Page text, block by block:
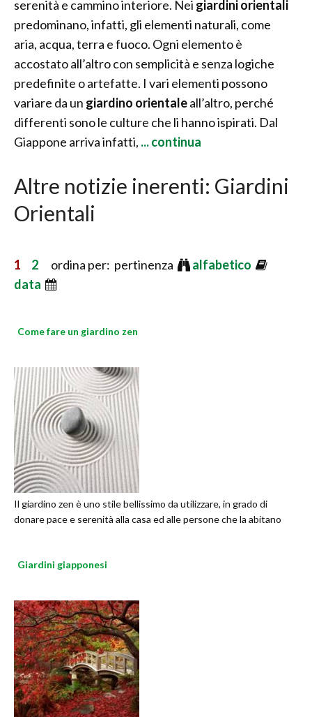
serenità e cammino interiore. Nei giardini orientali
predominano, infatti, gli elementi naturali, come
aria, acqua, terra e fuoco. Ogni elemento è
accostato all’altro con semplicità e senza logiche
predefinite o artefatte. I vari elementi possono
variare da un giardino orientaleall’altro, perché
differenti sono le culture che li hanno ispirati. Dal
Giappone arriva infatti, ... continua
Altre notizie inerenti: Giardini
Orientali
1 2 ordina per: pertinenza
alfabetico
data
Come fare un giardino zen
Il giardino zen è uno stile bellissimo da utilizzare, in grado di
donare pace e serenità alla casa ed alle persone che la abitano
Giardini giapponesi